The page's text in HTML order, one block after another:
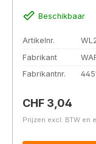
Beschikbaar
Artikelnr.
Fabrikant
Fabrikantnr.
Normale prijs:
CHF 3,04
Prijzen excl. BTW en